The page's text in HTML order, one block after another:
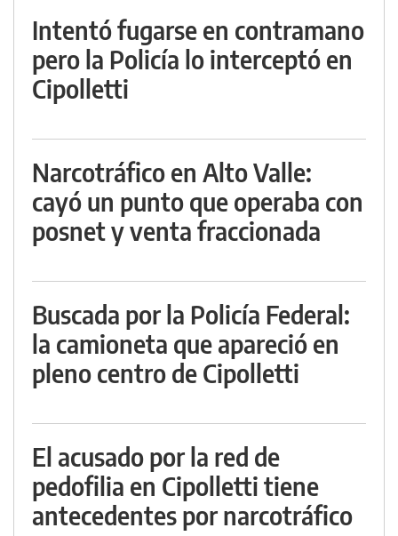
Intentó fugarse en contramano
pero la Policía lo interceptó en
Cipolletti
Narcotráfico en Alto Valle:
cayó un punto que operaba con
posnet y venta fraccionada
Buscada por la Policía Federal:
la camioneta que apareció en
pleno centro de Cipolletti
El acusado por la red de
pedofilia en Cipolletti tiene
antecedentes por narcotráfico